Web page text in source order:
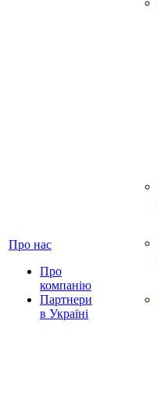
Про нас
Про
компанію
Партнери
в Україні